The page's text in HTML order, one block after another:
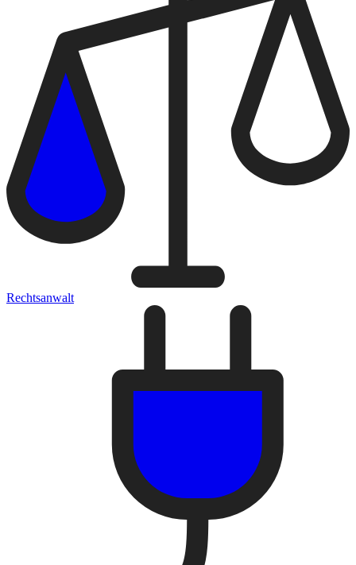
Rechtsanwalt